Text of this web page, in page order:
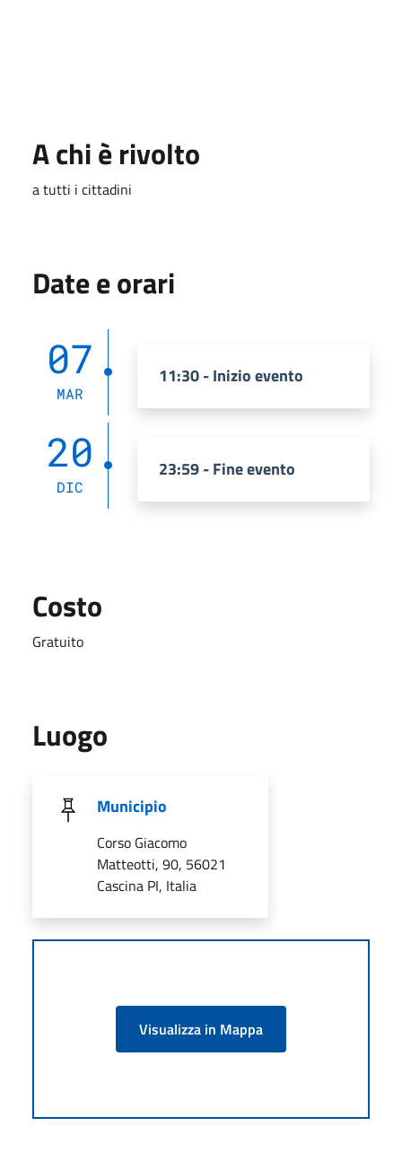
A chi è rivolto
a tutti i cittadini
Date e orari
07
MAR
11:30 - Inizio evento
20
DIC
23:59 - Fine evento
Costo
Gratuito
Luogo
Municipio
Corso Giacomo
Matteotti, 90, 56021
Cascina PI, Italia
Visualizza in Mappa